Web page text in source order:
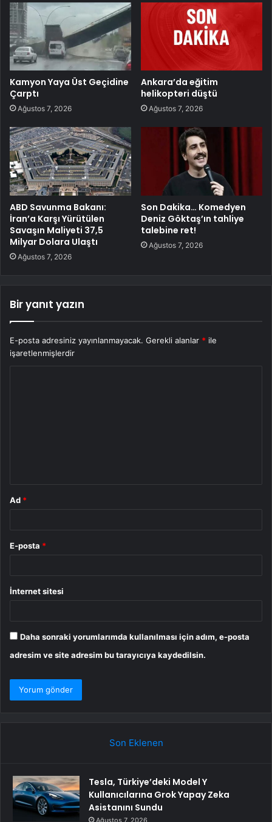
Kamyon Yaya Üst Geçidine
Çarptı
Ağustos 7, 2026
Ankara’da eğitim
helikopteri düştü
Ağustos 7, 2026
ABD Savunma Bakanı:
İran’a Karşı Yürütülen
Savaşın Maliyeti 37,5
Milyar Dolara Ulaştı
Ağustos 7, 2026
Son Dakika… Komedyen
Deniz Göktaş’ın tahliye
talebine ret!
Ağustos 7, 2026
Bir yanıt yazın
E-posta adresiniz yayınlanmayacak. Gerekli alanlar * ile
işaretlenmişlerdir
Ad *
E-posta *
İnternet sitesi
Daha sonraki yorumlarımda kullanılması için adım, e-posta
adresim ve site adresim bu tarayıcıya kaydedilsin.
Son Eklenen
Tesla, Türkiye’deki Model Y
Kullanıcılarına Grok Yapay Zeka
Asistanını Sundu
Ağustos 7, 2026